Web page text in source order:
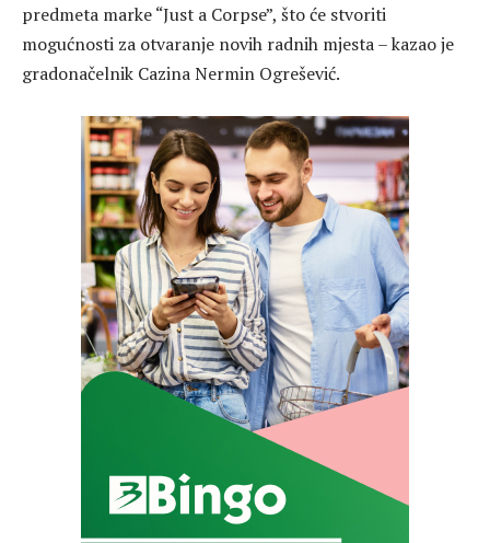
predmeta marke “Just a Corpse”, što će stvoriti
mogućnosti za otvaranje novih radnih mjesta – kazao je
gradonačelnik Cazina Nermin Ogrešević.